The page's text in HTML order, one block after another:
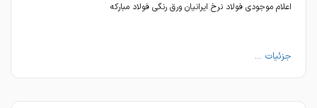
اعلام موجودی فولاد نرخ ایرانیان ورق رنگی فولاد مبارکه
جزئیات ...